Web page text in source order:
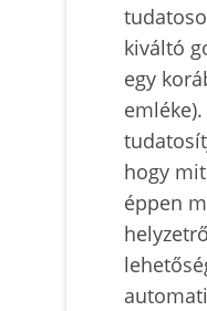
kiváltó
egy
hogy
éppen